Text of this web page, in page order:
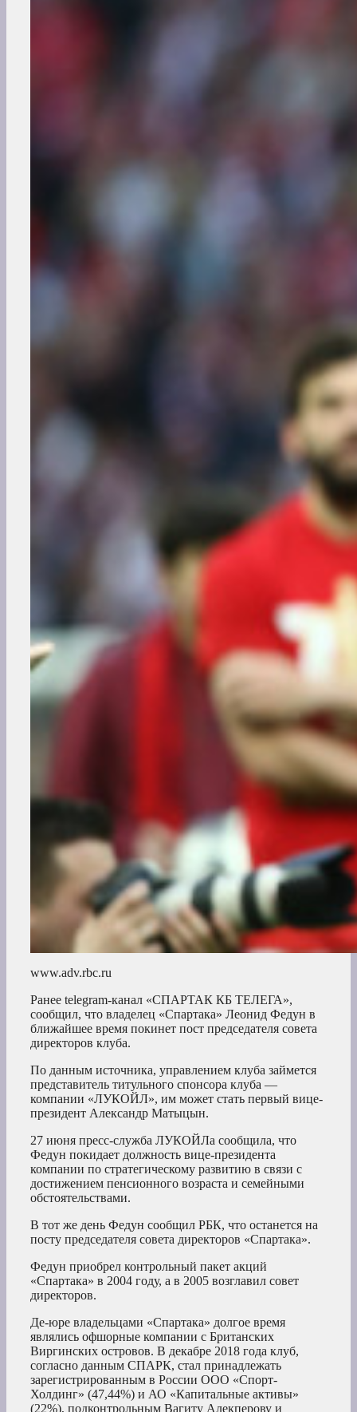
www.adv.rbc.ru
Ранее telegram-канал «СПАРТАК КБ ТЕЛЕГА»,
сообщил, что владелец «Спартака» Леонид Федун в
ближайшее время покинет пост председателя совета
директоров клуба.
По данным источника, управлением клуба займется
представитель титульного спонсора клуба —
компании «ЛУКОЙЛ», им может стать первый вице-
президент Александр Матыцын.
27 июня пресс-служба ЛУКОЙЛа сообщила, что
Федун покидает должность вице-президента
компании по стратегическому развитию в связи с
достижением пенсионного возраста и семейными
обстоятельствами.
В тот же день Федун сообщил РБК, что останется на
посту председателя совета директоров «Спартака».
Федун приобрел контрольный пакет акций
«Cпартака» в 2004 году, а в 2005 возглавил совет
директоров.
Де-юре владельцами «Спартака» долгое время
являлись офшорные компании с Британских
Виргинских островов. В декабре 2018 года клуб,
согласно данным СПАРК, стал принадлежать
зарегистрированным в России ООО «Спорт-
Холдинг» (47,44%) и АО «Капитальные активы»
(22%), подконтрольным Вагиту Алекперову и